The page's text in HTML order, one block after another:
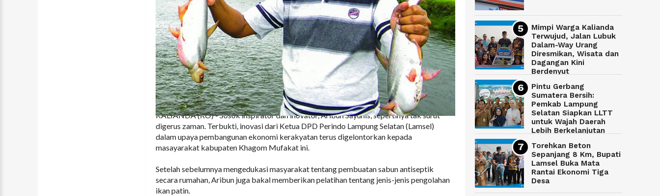
KALIANDA (RO) - Sosok inspirator dan inovator, Aribun Sayunis, sepertinya tak surut
digerus zaman. Terbukti, inovasi dari Ketua DPD Perindo Lampung Selatan (Lamsel)
dalam upaya pembangunan ekonomi kerakyatan terus digelontorkan kepada
masayarakat kabupaten Khagom Mufakat ini.
Setelah sebelumnya mengedukasi masyarakat tentang pembuatan sabun antiseptik
secara rumahan, Aribun juga bakal memberikan pelatihan tentang jenis-jenis pengolahan
ikan patin.
Mimpi Warga Kalianda
Terwujud, Jalan Lubuk
Dalam-Way Urang
Diresmikan, Wisata dan
Dagangan Kini
Berdenyut
Pintu Gerbang
Sumatera Bersih:
Pemkab Lampung
Selatan Siapkan LLTT
untuk Wajah Daerah
Lebih Berkelanjutan
Torehkan Beton
Sepanjang 8 Km, Bupati
Lamsel Buka Mata
Rantai Ekonomi Tiga
Desa